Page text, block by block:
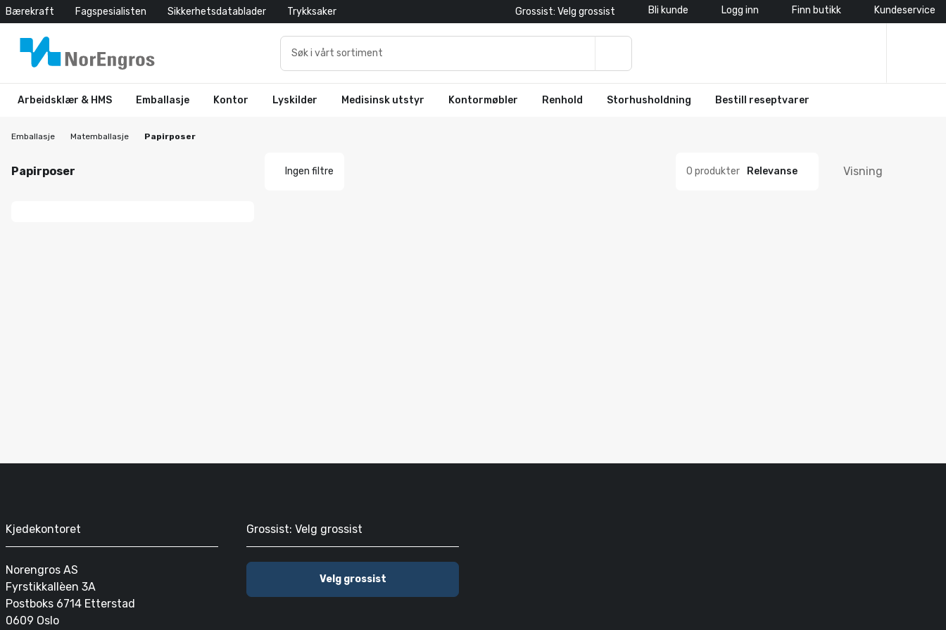
Bærekraft Fagspesialisten Sikkerhetsdatablader Trykksaker Grossist: Velg grossist Bli kunde Logg inn Finn butikk Kundeservice
Arbeidsklær & HMS Emballasje Kontor Lyskilder Medisinsk utstyr Kontormøbler Renhold Storhusholdning Bestill reseptvarer
Emballasje Matemballasje Papirposer
Papirposer Ingen filtre 0 produkter Relevanse Visning
Kjedekontoret
Norengros AS
Fyrstikkallèen 3A
Postboks 6714 Etterstad
0609 Oslo
Grossist: Velg grossist
Velg grossist